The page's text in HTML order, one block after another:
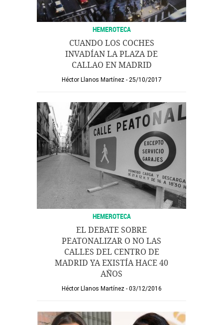
HEMEROTECA
CUANDO LOS COCHES
INVADÍAN LA PLAZA DE
CALLAO EN MADRID
Héctor Llanos Martínez 25/10/2017
HEMEROTECA
EL DEBATE SOBRE
PEATONALIZAR O NO LAS
CALLES DEL CENTRO DE
MADRID YA EXISTÍA HACE 40
AÑOS
Héctor Llanos Martínez 03/12/2016